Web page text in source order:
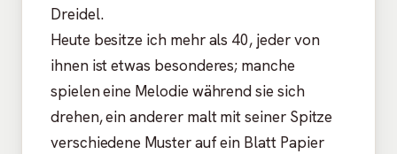
Dreidel.
Heute besitze ich mehr als 40, jeder von
ihnen ist etwas besonderes; manche
spielen eine Melodie während sie sich
drehen, ein anderer malt mit seiner Spitze
verschiedene Muster auf ein Blatt Papier